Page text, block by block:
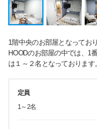
1階中央のお部屋となっており
HOODのお部屋の中では、1
は１～２名となっております。
定員
1～2名